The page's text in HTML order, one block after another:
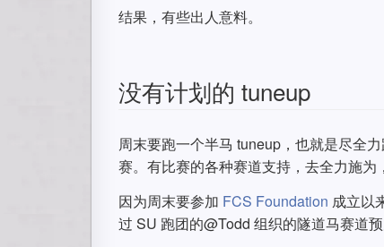
结果，有些出人意料。
没有计划的 tuneup
周末要跑一个半马 tuneup，也就是尽全
赛。有比赛的各种赛道支持，去全力施为
因为周末要参加 FCS Foundation 成立以
过 SU 跑团的@Todd 组织的隧道马赛道